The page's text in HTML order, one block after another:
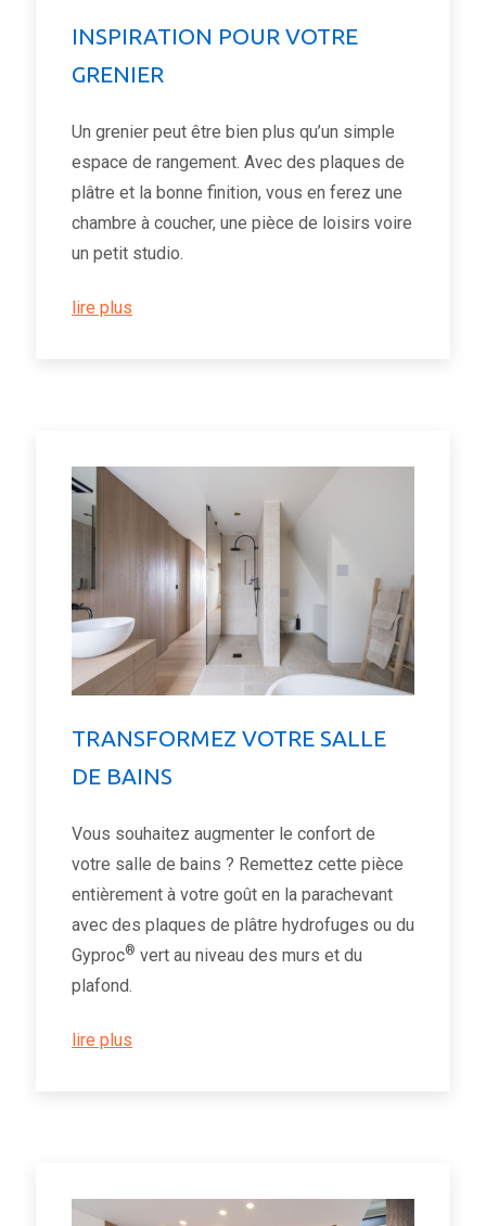
INSPIRATION POUR VOTRE
GRENIER
Un grenier peut être bien plus qu’un simple
espace de rangement. Avec des plaques de
plâtre et la bonne finition, vous en ferez une
chambre à coucher, une pièce de loisirs voire
un petit studio.
lire plus
TRANSFORMEZ VOTRE SALLE
DE BAINS
Vous souhaitez augmenter le confort de
votre salle de bains ? Remettez cette pièce
entièrement à votre goût en la parachevant
avec des plaques de plâtre hydrofuges ou du
Gyproc® vert au niveau des murs et du
plafond.
lire plus